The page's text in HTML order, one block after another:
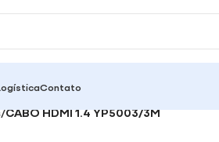
Contato
/CABO HDMI 1.4 YP5003/3M